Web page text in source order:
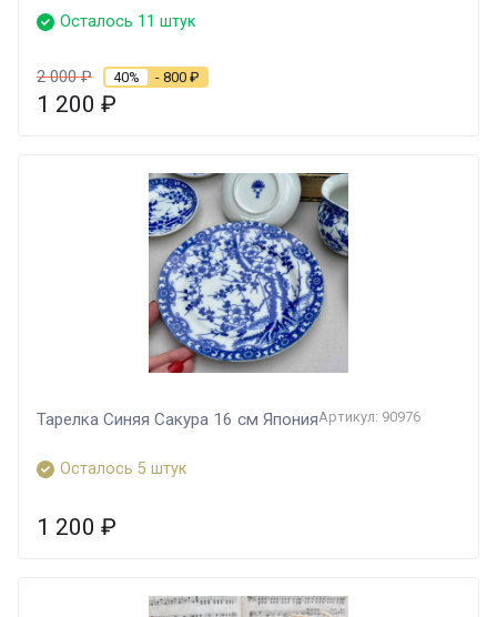
Осталось 11 штук
2 000₽ 40% - 800 ₽
1 200 ₽
Тарелка Синяя Сакура 16 см ЯпонияАртикул: 90976
Осталось 5 штук
1 200 ₽